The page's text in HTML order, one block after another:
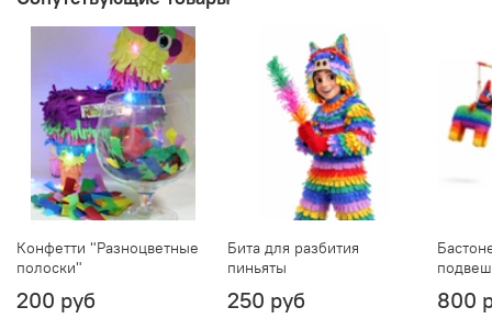
Конфетти "Разноцветные
полоски"
200 руб
Бита для разбития
пиньяты
250 руб 800